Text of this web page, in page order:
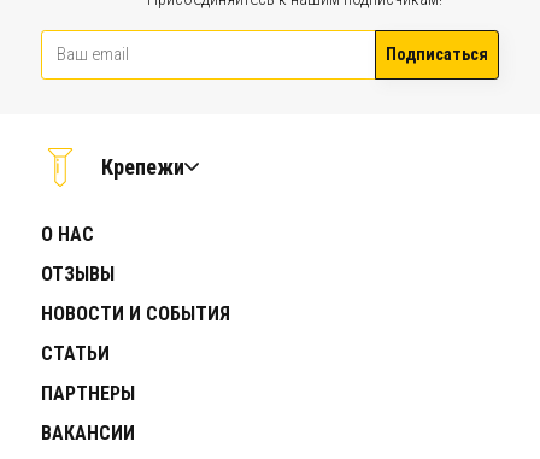
Подписаться
Крепежи
О НАС
ОТЗЫВЫ
НОВОСТИ И СОБЫТИЯ
СТАТЬИ
ПАРТНЕРЫ
ВАКАНСИИ